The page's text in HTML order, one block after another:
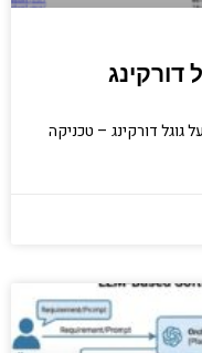
דורקינג
דורקינג – טכניקה